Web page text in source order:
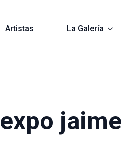
Artistas La Galería
expo jaime